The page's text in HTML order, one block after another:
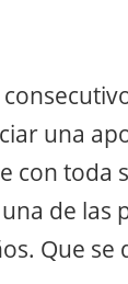
una
con toda
de las
Que se